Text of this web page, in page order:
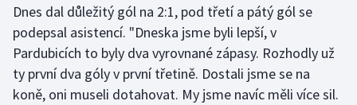
Házená
Jezdectví
Judo
Dnes dal důležitý gól na 2:1, pod třetí a pátý gól se
podepsal asistencí. "Dneska jsme byli lepší, v
Pardubicích to byly dva vyrovnané zápasy. Rozhodly už
ty první dva góly v první třetině. Dostali jsme se na
koně, oni museli dotahovat. My jsme navíc měli více sil.